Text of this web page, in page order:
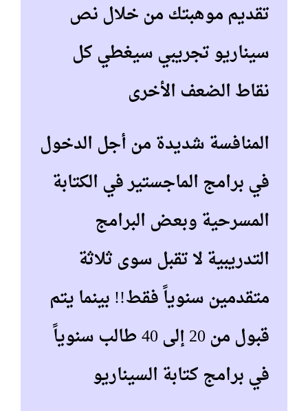
تقديم موهبتك من خلال نص
سيناريو تجريبي سيغطي كل
نقاط الضعف الأخرى
المنافسة شديدة من أجل الدخول
في برامج الماجستير في الكتابة
المسرحية وبعض البرامج
التدريبية لا تقبل سوى ثلاثة
متقدمين سنوياً فقط!! بينما يتم
قبول من 20 إلى 40 طالب سنوياً
في برامج كتابة السيناريو